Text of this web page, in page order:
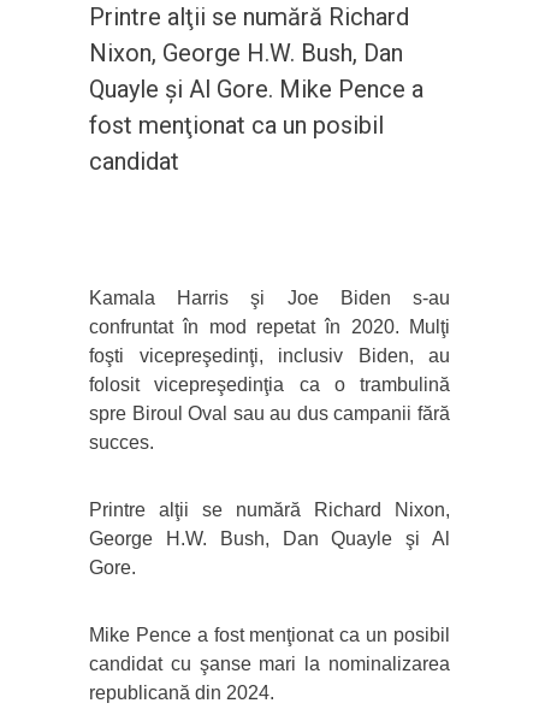
Printre alţii se numără Richard
Nixon, George H.W. Bush, Dan
Quayle şi Al Gore. Mike Pence a
fost menţionat ca un posibil
candidat
Kamala Harris şi Joe Biden s-au
confruntat în mod repetat în 2020. Mulţi
foşti vicepreşedinţi, inclusiv Biden, au
folosit vicepreşedinţia ca o trambulină
spre Biroul Oval sau au dus campanii fără
succes.
Printre alţii se numără Richard Nixon,
George H.W. Bush, Dan Quayle şi Al
Gore.
Mike Pence a fost menţionat ca un posibil
candidat cu şanse mari la nominalizarea
republicană din 2024.